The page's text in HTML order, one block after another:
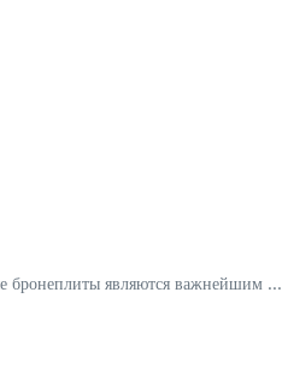
бронеплиты являются важнейшим ...